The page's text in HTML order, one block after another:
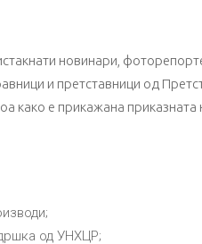
новинари,
и претставници oд
како е прикажана
од УНХЦР;